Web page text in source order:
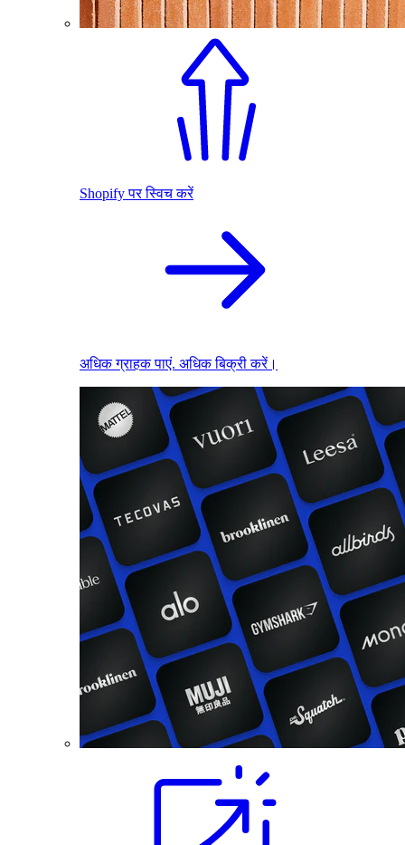
Shopify पर स्विच करें
अधिक ग्राहक पाएं. अधिक बिक्री करें।